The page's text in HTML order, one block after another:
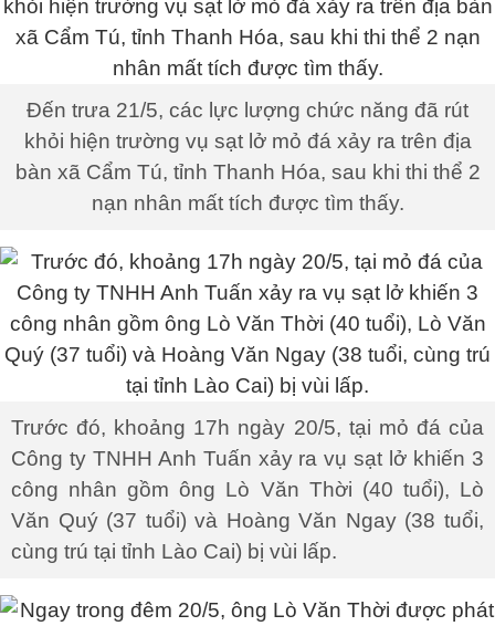
Đến trưa 21/5, các lực lượng chức năng đã rút
khỏi hiện trường vụ sạt lở mỏ đá xảy ra trên địa
bàn xã Cẩm Tú, tỉnh Thanh Hóa, sau khi thi thể 2
nạn nhân mất tích được tìm thấy.
Trước đó, khoảng 17h ngày 20/5, tại mỏ đá của
Công ty TNHH Anh Tuấn xảy ra vụ sạt lở khiến 3
công nhân gồm ông Lò Văn Thời (40 tuổi), Lò
Văn Quý (37 tuổi) và Hoàng Văn Ngay (38 tuổi,
cùng trú tại tỉnh Lào Cai) bị vùi lấp.